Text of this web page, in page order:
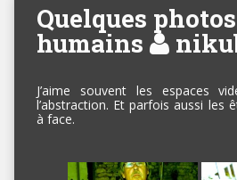
Quelques
humains
J’aime souvent les espaces
l’abstraction. Et parfois aussi les
à face.